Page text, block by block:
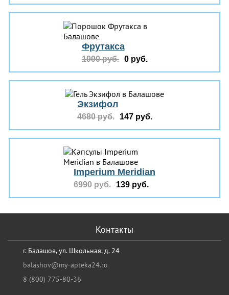
Фрутакса
1990 руб. 0 руб.
Экзифол
4680 руб. 147 руб.
Imperium Meridian
6990 руб. 139 руб.
Контакты
г. Балашов, ул. Школьная, д. 24
balashov@my-apteka24.ru
8 (800) 775-80-36